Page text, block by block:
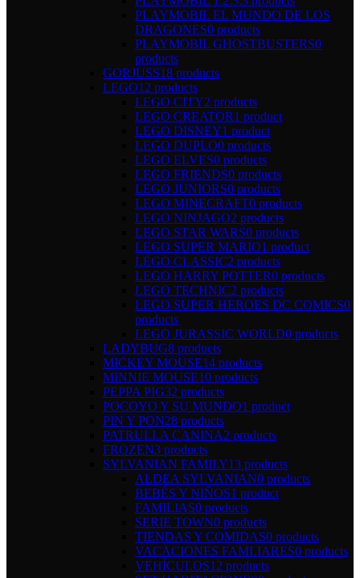
PLAYMOBIL EL MUNDO DE LOS
DRAGONES0 products
PLAYMOBIL GHOSTBUSTERS0
products
GORJUSS18 products
LEGO12 products
LEGO CITY2 products
LEGO CREATOR1 product
LEGO DISNEY1 product
LEGO DUPLO0 products
LEGO ELVES0 products
LEGO FRIENDS0 products
LEGO JUNIORS0 products
LEGO MINECRAFT0 products
LEGO NINJAGO2 products
LEGO STAR WARS0 products
LEGO SUPER MARIO1 product
LEGO CLASSIC2 products
LEGO HARRY POTTER0 products
LEGO TECHNIC2 products
LEGO SUPER HEROES DC COMICS0
products
LEGO JURASSIC WORLD0 products
LADYBUG8 products
MICKEY MOUSE14 products
MINNIE MOUSE10 products
PEPPA PIG32 products
POCOYO Y SU MUNDO1 product
PIN Y PON28 products
PATRULLA CANINA2 products
FROZEN3 products
SYLVANIAN FAMILY13 products
ALDEA SYLVANIAN0 products
BEBÉS Y NIÑOS1 product
FAMILIAS0 products
SERIE TOWN0 products
TIENDAS Y COMIDAS0 products
VACACIONES FAMLIARES0 products
VEHÍCULOS12 products